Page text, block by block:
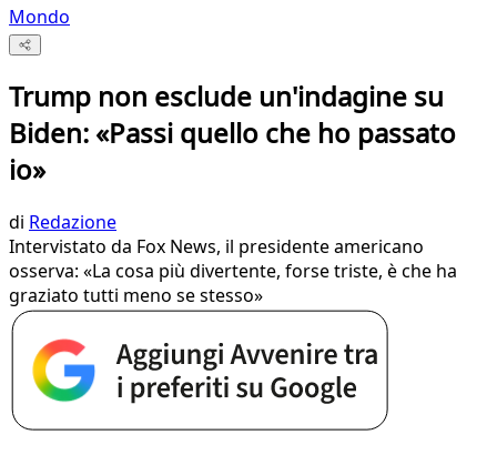
Mondo
Trump non esclude un'indagine su
Biden: «Passi quello che ho passato
io»
di Redazione
Intervistato da Fox News, il presidente americano
osserva: «La cosa più divertente, forse triste, è che ha
graziato tutti meno se stesso»